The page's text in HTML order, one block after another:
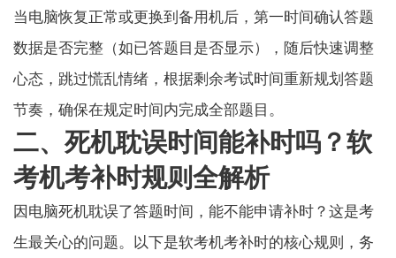
当电脑恢复正常或更换到备用机后，第一时间确认答题
数据是否完整（如已答题目是否显示），随后快速调整
心态，跳过慌乱情绪，根据剩余考试时间重新规划答题
节奏，确保在规定时间内完成全部题目。
二、死机耽误时间能补时吗？软
考机考补时规则全解析
因电脑死机耽误了答题时间，能不能申请补时？这是考
生最关心的问题。以下是软考机考补时的核心规则，务